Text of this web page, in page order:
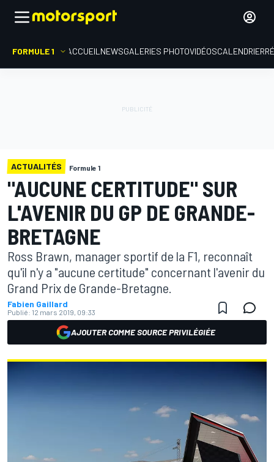
FORMULE 1 ACCUEIL NEWSGALERIES PHOTOVIDÉOSCALENDRIER
ACTUALITÉS Formule 1
"AUCUNE CERTITUDE" SUR
L'AVENIR DU GP DE GRANDE-
BRETAGNE
Ross Brawn, manager sportif de la F1, reconnaît
qu'il n'y a "aucune certitude" concernant l'avenir du
Grand Prix de Grande-Bretagne.
Fabien Gaillard
Publié: 12 mars 2019, 09:33
AJOUTER COMME SOURCE PRIVILÉGIÉE